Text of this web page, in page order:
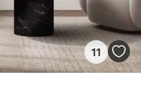
11